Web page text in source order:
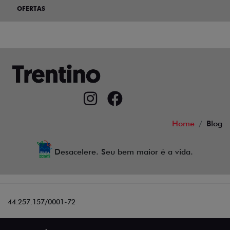
OFERTAS
Home Blog
Desacelere. Seu bem maior é a vida.
44.257.157/0001-72